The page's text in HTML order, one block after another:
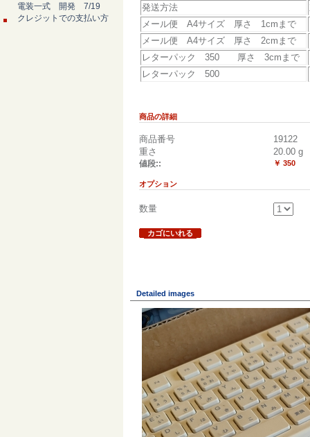
電装一式 開発 7/19
クレジットでの支払い方
発送方法
メール便 A4サイズ 厚さ 1cmまで
メール便 A4サイズ 厚さ 2cmまで
レターパック 350 厚さ 3cmまで
レターパック 500
商品の詳細
商品番号
19122
重さ
20.00 g
値段:: ￥ 350
オプション
数量
カゴにいれる
Detailed images